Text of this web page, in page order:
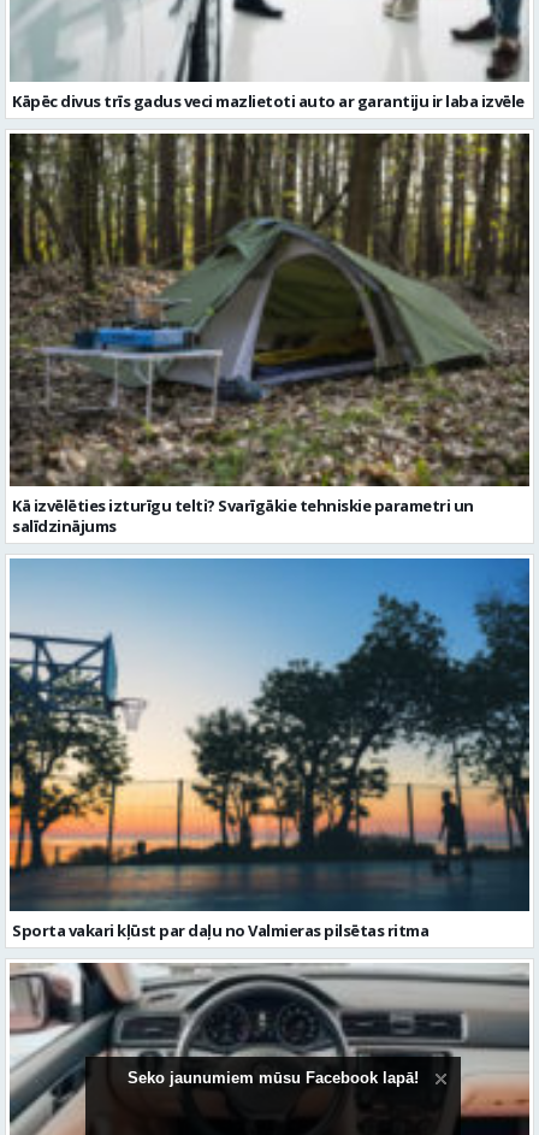
Kāpēc divus trīs gadus veci mazlietoti auto ar garantiju ir laba izvēle
Kā izvēlēties izturīgu telti? Svarīgākie tehniskie parametri un
salīdzinājums
Sporta vakari kļūst par daļu no Valmieras pilsētas ritma
Seko jaunumiem mūsu Facebook lapā!